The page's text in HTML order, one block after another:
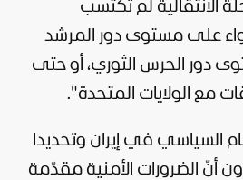
الانتقالية لم تكتسب
على مستوى دور المرشد
دور الحرس الثوري، أو حتى
مع الولايات المتحدة".
السياسي في إيران وتحديدا
أنّ الضرورات الأمنية مقدّمة